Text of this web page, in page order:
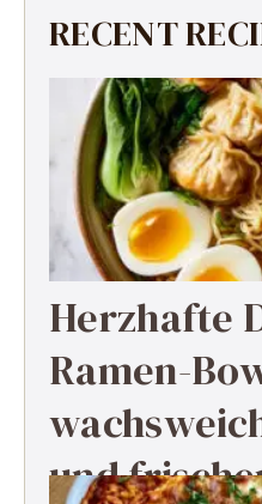
RECENT
Herzhafte
Ramen-
und